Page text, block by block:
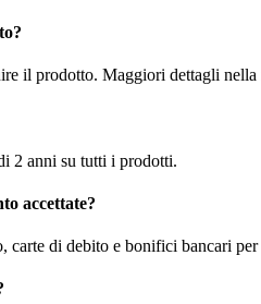
il prodotto. Maggiori dettagli nella
2 anni su tutti i prodotti.
accettate?
carte di debito e bonifici bancari